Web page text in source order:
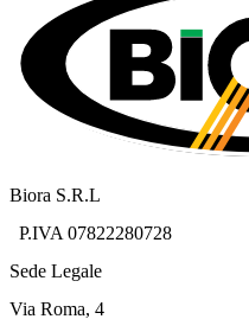
Biora S.R.L
P.IVA 07822280728
Sede Legale
Via Roma, 4